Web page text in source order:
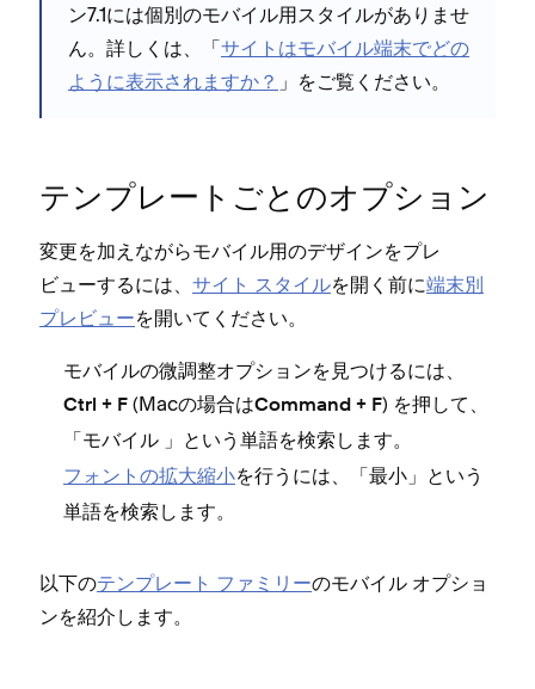
ン7⁠.1には個別のモバイル用スタイルがありませ
ん⁠。詳しくは⁠、「⁠サイトはモバイル端末でどの
ように表示されますか⁠？ ⁠」をご覧ください⁠。
テンプレ⁠ートごとのオプシ⁠ョン
変更を加えながらモバイル用のデザインをプレ
ビ⁠ュ⁠ーするには⁠、 サイト スタイルを開く前に端末別
プレビ⁠ュ⁠ーを開いてください⁠。
モバイルの微調整オプシ⁠ョンを見つけるには⁠、
Ctrl + F (⁠Macの場合はCommand + F⁠) を押して⁠、
「⁠モバイル ⁠」という単語を検索します⁠。
フ⁠ォントの拡大縮小を行うには⁠、「⁠最小 ⁠」という
単語を検索します⁠。
以下のテンプレ⁠ート フ⁠ァミリ⁠ーのモバイル オプシ⁠ョ
ンを紹介します⁠。